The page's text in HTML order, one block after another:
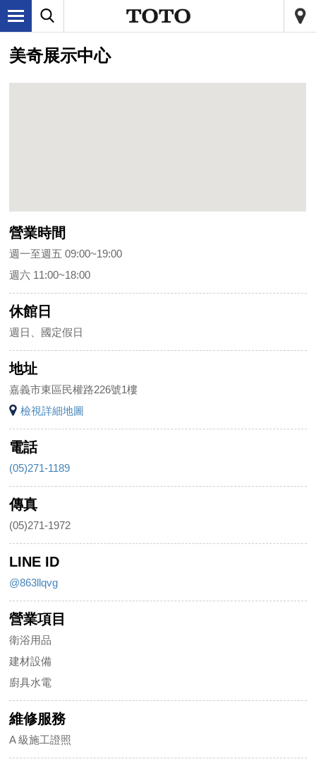
美奇展示中心
營業時間
週一至週五 09:00~19:00
週六 11:00~18:00
休館日
週日、國定假日
地址
嘉義市東區民權路226號1樓
檢視詳細地圖
電話
(05)271-1189
傳真
(05)271-1972
LINE ID
@863llqvg
營業項目
衛浴用品
建材設備
廚具水電
維修服務
A 級施工證照